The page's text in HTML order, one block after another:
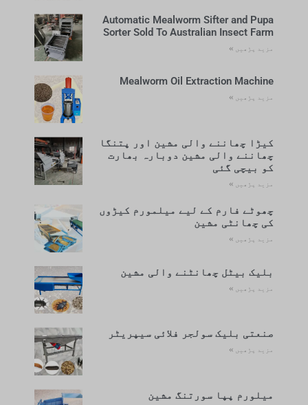
Automatic Mealworm Sifter and Pupa
Sorter Sold To Australian Insect Farm
مزید پڑھیں »
Mealworm Oil Extraction Machine
مزید پڑھیں »
کیڑا چھاننے والی مشین اور پتنگا
چھاننے والی مشین دوبارہ بھارت
کو بیچی گئی
مزید پڑھیں »
چھوٹے فارم کے لیے میلمورم کیڑوں
کی چھانٹی مشین
مزید پڑھیں »
بلیک بیٹل چھانٹنے والی مشین
مزید پڑھیں »
صنعتی بلیک سولجر فلائی سیپریٹر
مزید پڑھیں »
میلورم پپا سورتنگ مشین